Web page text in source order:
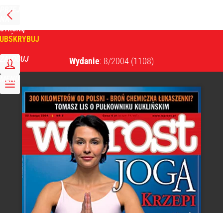
PRZEJDŹ
NA
STRONĘ
GŁÓWNĄ
ZALOGUJ
MENU
Wydanie: 8/2004 (1108)